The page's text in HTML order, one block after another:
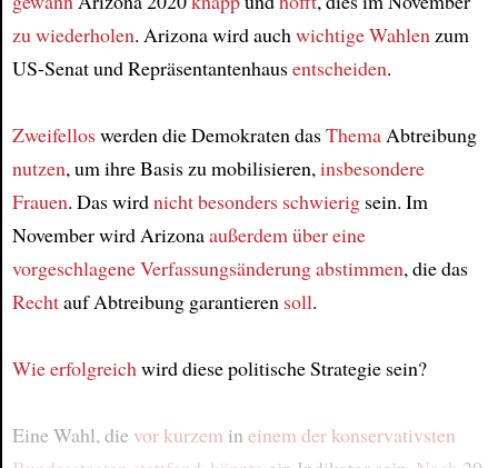
zu wiederholen. Arizona wird auchwichtige Wahlenzum
US-Senat und Repräsentantenhausentscheiden.
Zweifelloswerden die Demokraten dasThemaAbtreibung
nutzen, um ihre Basis zu mobilisieren,insbesondere
Frauen. Das wirdnicht besonders schwierigsein. Im
November wird Arizonaaußerdemüber eine
vorgeschlagene Verfassungsänderungabstimmen, die das
Rechtauf Abtreibung garantieren soll.
Wie erfolgreichwird diese politische Strategie sein?
Eine Wahl, die vor kurzem in einem der konservativsten